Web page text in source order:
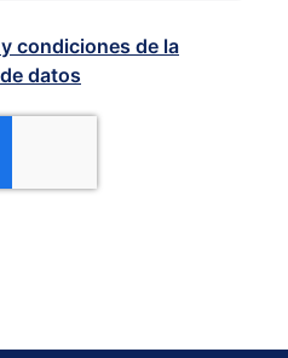
condiciones de la
datos